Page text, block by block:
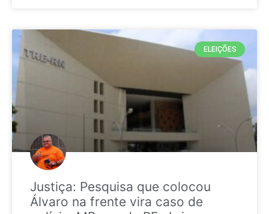
ELEIÇÕES
Justiça: Pesquisa que colocou
Álvaro na frente vira caso de